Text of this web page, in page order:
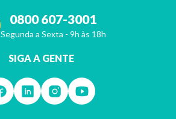
0800 607-3001
Segunda a Sexta - 9h às 18h
SIGA A GENTE